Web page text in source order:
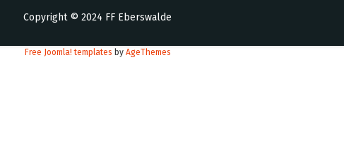
Copyright © 2024 FF Eberswalde
Free Joomla! templates by AgeThemes